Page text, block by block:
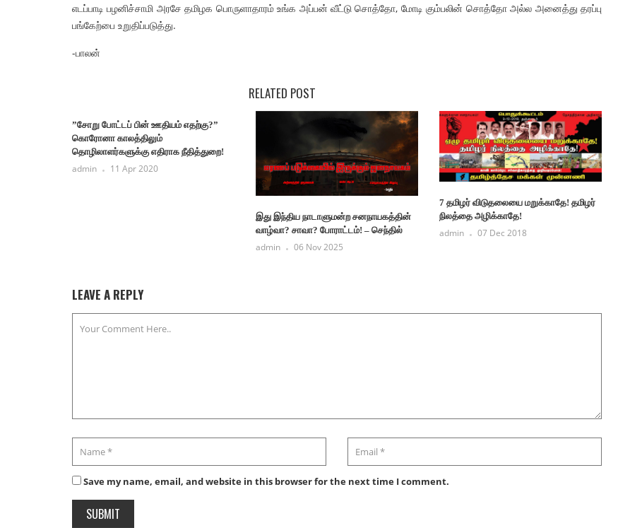
எடப்பாடி பழனிச்சாமி அரசே தமிழக பொருளாதாரம் உங்க அப்பன் வீட்டு சொத்தோ, மோடி கும்பலின் சொத்தோ அல்ல அனைத்து தரப்பு
பங்கேற்பை உறுதிப்படுத்து.
-பாலன்
RELATED POST
”சோறு போட்டப் பின் ஊதியம் எதற்கு?”
கொரோனா காலத்திலும்
தொழிலாளர்களுக்கு எதிராக நீதித்துறை!
admin 11 Apr 2020
இது இந்திய நாடாளுமன்ற சனநாயகத்தின்
வாழ்வா? சாவா? போராட்டம்! – செந்தில்
admin 06 Nov 2025
7 தமிழர் விடுதலையை மறுக்காதே! தமிழர்
நிலத்தை அழிக்காதே!
admin 07 Dec 2018
LEAVE A REPLY
Save my name, email, and website in this browser for the next time I comment.